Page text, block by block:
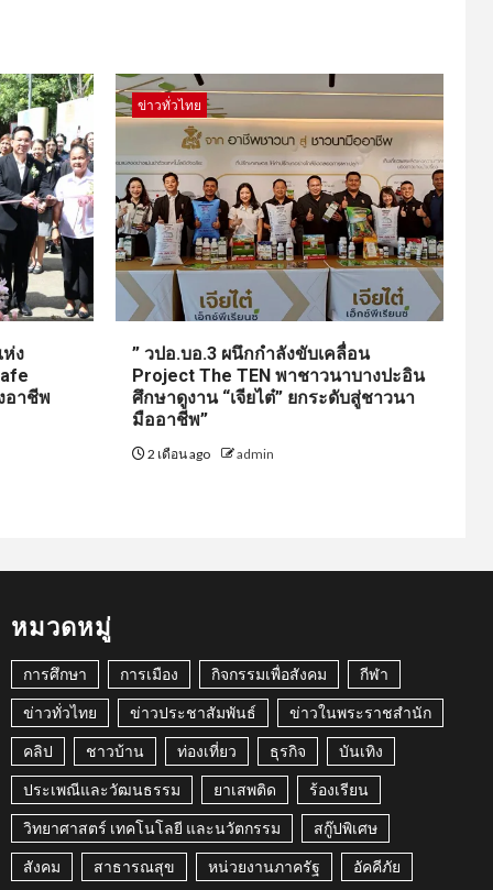
ง
อาชีพ
ข่าวทั่วไทย
” วปอ.บอ.3 ผนึกกำลังขับเคลื่อน
Project The TEN พาชาวนาบางปะอิน
ศึกษาดูงาน “เจียไต๋” ยกระดับสู่ชาวนา
มืออาชีพ”
2 เดือน ago admin
หมวดหมู่
การศึกษา การเมือง กิจกรรมเพื่อสังคม กีฬา
ข่าวทั่วไทย ข่าวประชาสัมพันธ์ ข่าวในพระราชสำนัก
คลิป ชาวบ้าน ท่องเที่ยว ธุรกิจ บันเทิง
ประเพณีและวัฒนธรรม ยาเสพติด ร้องเรียน
วิทยาศาสตร์ เทคโนโลยี และนวัตกรรม สกู๊ปพิเศษ
สังคม สาธารณสุข หน่วยงานภาครัฐ อัคคีภัย